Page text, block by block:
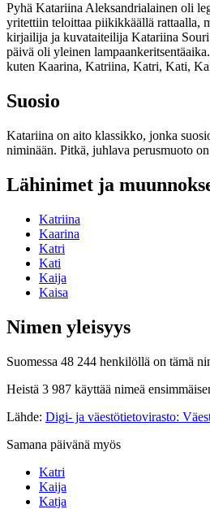
Pyhä Katariina Aleksandrialainen oli
yritettiin teloittaa piikikkäällä rattaalla,
kirjailija ja kuvataiteilija Katariina Souri
päivä oli yleinen
kuten Kaarina, Katriina, Katri, Kati,
Suosio
Katariina on aito klassikko, jonka
niminään. Pitkä, juhlava perusmuoto
Lähinimet ja
Katriina
Kaarina
Katri
Kati
Kaija
Kaisa
Nimen yleisyys
Suomessa 48 244 henkilöllä on tämä
Heistä 3 987 käyttää nimeä
Lähde: Digi- ja väestötietovirasto:
Samana päivänä myös
Katri
Kaija
Katja